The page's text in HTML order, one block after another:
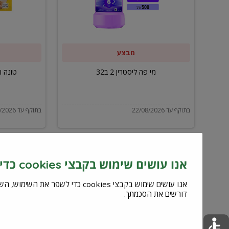
מבצע
מי פה ליסטרין 2 ב32
בתוקף עד 22/08/2026
טונה
בתוקף עד 22/08/2026
אנו עושים שימוש בקבצי cookies כדי לשפר את השירות וחוויית המשתמש
דורשים את הסכמתך.